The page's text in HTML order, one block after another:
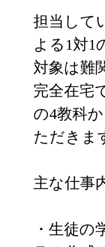
担当して
よる1対1
対象は難
完全在宅
の4教科
ただきま
主な仕事
・生徒の